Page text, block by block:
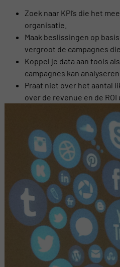
Zoek naar KPI’s die het
organisatie.
Maak beslissingen op basis
vergroot de campagnes
Koppel je data aan tools
campagnes kan
Praat niet over het aantal
over de revenue en de